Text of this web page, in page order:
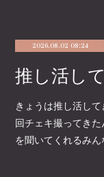
2026.08.02 08:24
推し活し
きょうは推し活し
回チェキ撮ってき
を聞いてくれるみ